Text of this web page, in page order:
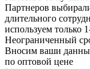
Партнеров
длительного
используем
Неограниченный
Вносим ваши
по оптовой цене